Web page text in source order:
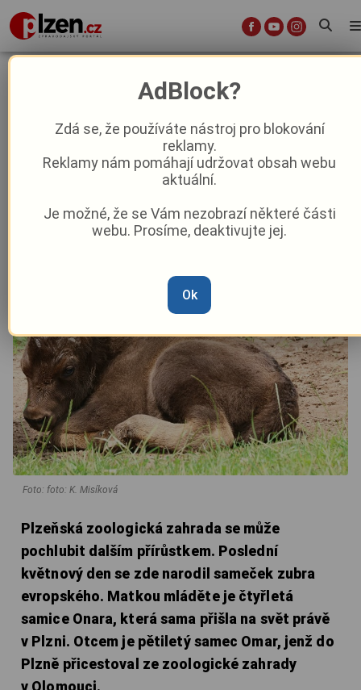
V plzeňské zoo se narodil zubr:
Poprvé se podařilo odchovat
druhou generaci přímo v Plzni
Aktuality Z Plzně
Anna Raková– 14. 6. 2025|07:48
Foto: foto: K. Misíková
Plzeňská zoologická zahrada se může
pochlubit dalším přírůstkem. Poslední
květnový den se zde narodil sameček zubra
evropského. Matkou mláděte je čtyřletá
samice Onara, která sama přišla na svět právě
v Plzni. Otcem je pětiletý samec Omar, jenž do
Plzně přicestoval ze zoologické zahrady
v Olomouci.
AdBlock?
Zdá se, že používáte nástroj pro blokování
reklamy.
Reklamy nám pomáhají udržovat obsah webu
aktuální.
Je možné, že se Vám nezobrazí některé části
webu. Prosíme, deaktivujte jej.
Ok